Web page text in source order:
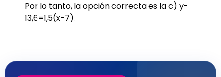
Por lo tanto, la opción correcta es la c) y-
13,6=1,5(x-7).